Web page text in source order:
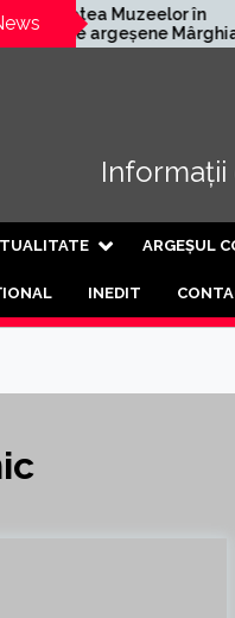
în
Mârghia
de Sus
Informații
ARGEȘUL
INEDIT